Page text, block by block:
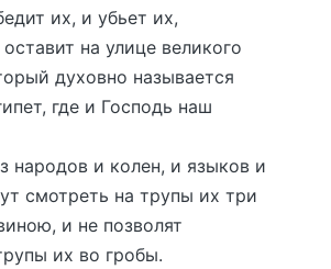
их, и убьет их,
на улице великого
духовно называется
где и Господь наш
народов и колен, и языков и
смотреть на трупы их три
и не позволят
их во гробы.